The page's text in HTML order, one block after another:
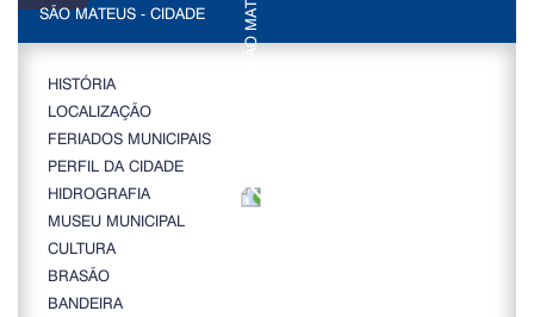
SÃO MATEUS - CIDADE
HISTÓRIA
LOCALIZAÇÃO
FERIADOS MUNICIPAIS
PERFIL DA CIDADE
HIDROGRAFIA
MUSEU MUNICIPAL
CULTURA
BRASÃO
BANDEIRA